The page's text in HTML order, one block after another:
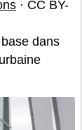
· CC BY-
dans